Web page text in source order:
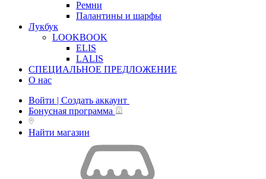
Ремни
Палантины и шарфы
Лукбук
LOOKBOOK
ELIS
LALIS
СПЕЦИАЛЬНОЕ ПРЕДЛОЖЕНИЕ
О нас
Войти | Создать аккаунт
Бонусная программа
Найти магазин